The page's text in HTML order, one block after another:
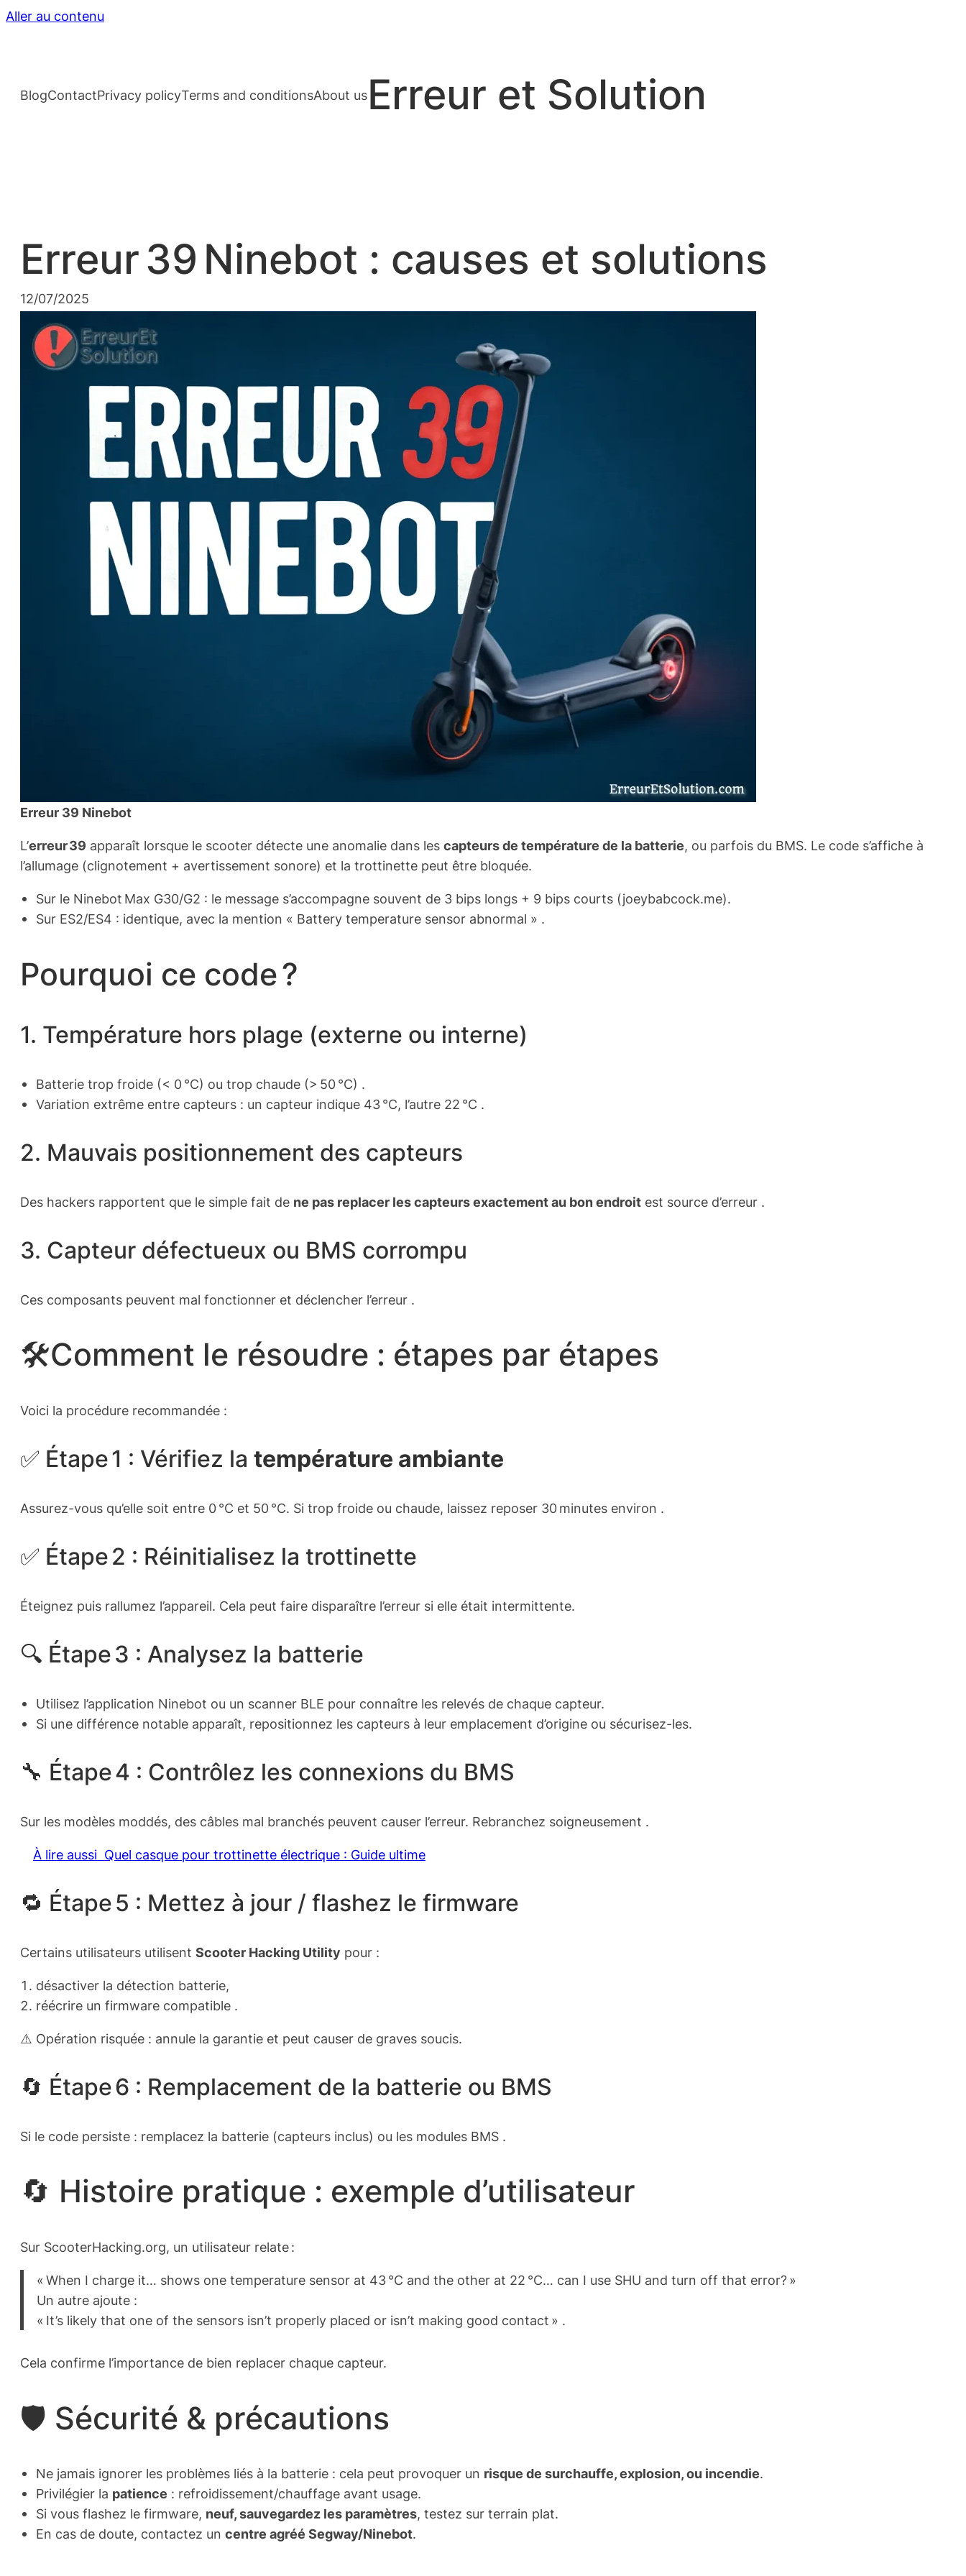
Aller au contenu
BlogContactPrivacy policyTerms and conditionsAbout usErreur et Solution
Erreur 39 Ninebot : causes et solutions
12/07/2025
Erreur 39 Ninebot
L’erreur 39 apparaît lorsque le scooter détecte une anomalie dans les capteurs de température de la batterie, ou parfois du BMS. Le code s’affiche à
l’allumage (clignotement + avertissement sonore) et la trottinette peut être bloquée.
Sur le Ninebot Max G30/G2 : le message s’accompagne souvent de 3 bips longs + 9 bips courts (joeybabcock.me).
Sur ES2/ES4 : identique, avec la mention « Battery temperature sensor abnormal » .
Pourquoi ce code ?
1. Température hors plage (externe ou interne)
Batterie trop froide (< 0 °C) ou trop chaude (> 50 °C) .
Variation extrême entre capteurs : un capteur indique 43 °C, l’autre 22 °C .
2. Mauvais positionnement des capteurs
Des hackers rapportent que le simple fait de ne pas replacer les capteurs exactement au bon endroit est source d’erreur .
3. Capteur défectueux ou BMS corrompu
Ces composants peuvent mal fonctionner et déclencher l’erreur .
🛠️Comment le résoudre : étapes par étapes
Voici la procédure recommandée :
✅ Étape 1 : Vérifiez la température ambiante
Assurez-vous qu’elle soit entre 0 °C et 50 °C. Si trop froide ou chaude, laissez reposer 30 minutes environ .
✅ Étape 2 : Réinitialisez la trottinette
Éteignez puis rallumez l’appareil. Cela peut faire disparaître l’erreur si elle était intermittente.
🔍 Étape 3 : Analysez la batterie
Utilisez l’application Ninebot ou un scanner BLE pour connaître les relevés de chaque capteur.
Si une différence notable apparaît, repositionnez les capteurs à leur emplacement d’origine ou sécurisez-les.
🔧 Étape 4 : Contrôlez les connexions du BMS
Sur les modèles moddés, des câbles mal branchés peuvent causer l’erreur. Rebranchez soigneusement .
À lire aussi Quel casque pour trottinette électrique : Guide ultime
🔁 Étape 5 : Mettez à jour / flashez le firmware
Certains utilisateurs utilisent Scooter Hacking Utility pour :
désactiver la détection batterie,
réécrire un firmware compatible .
⚠️ Opération risquée : annule la garantie et peut causer de graves soucis.
🔄 Étape 6 : Remplacement de la batterie ou BMS
Si le code persiste : remplacez la batterie (capteurs inclus) ou les modules BMS .
🔄 Histoire pratique : exemple d’utilisateur
Sur ScooterHacking.org, un utilisateur relate :
« When I charge it… shows one temperature sensor at 43 °C and the other at 22 °C… can I use SHU and turn off that error? »
Un autre ajoute :
« It’s likely that one of the sensors isn’t properly placed or isn’t making good contact » .
Cela confirme l’importance de bien replacer chaque capteur.
🛡️ Sécurité & précautions
Ne jamais ignorer les problèmes liés à la batterie : cela peut provoquer un risque de surchauffe, explosion, ou incendie.
Privilégier la patience : refroidissement/chauffage avant usage.
Si vous flashez le firmware, neuf, sauvegardez les paramètres, testez sur terrain plat.
En cas de doute, contactez un centre agréé Segway/Ninebot.